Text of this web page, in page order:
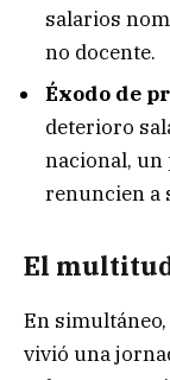
salarios
no docente.
Éxodo de
deterioro
nacional, un
renuncien a
El
En
vivió una